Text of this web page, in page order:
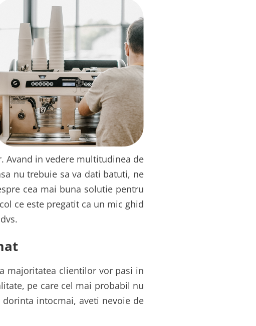
Avand in vedere multitudinea de
nu trebuie sa va dati batuti, ne
cea mai buna solutie pentru
ce este pregatit ca un mic ghid
majoritatea clientilor vor pasi in
pe care cel mai probabil nu
intocmai, aveti nevoie de